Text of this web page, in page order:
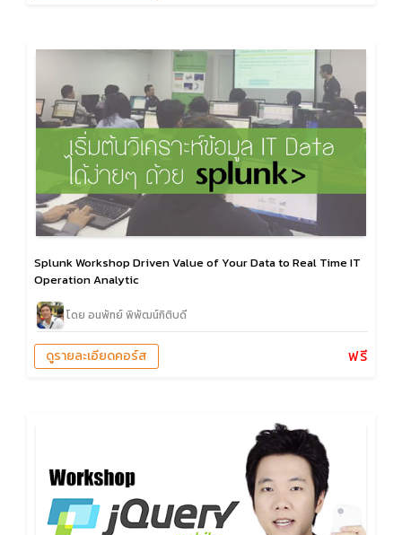
Splunk Workshop Driven Value of Your Data to Real Time IT
Operation Analytic
โดย อนพัทย์ พิพัฒน์กิติบดี
ฟรี
ดูรายละเอียดคอร์ส